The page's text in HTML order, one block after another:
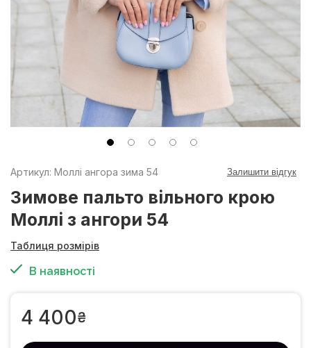
Артикул: Моллі ангора зима 54 Залишити відгук
Зимове пальто вільного крою
Моллі з ангори 54
Таблиця розмірів
В наявності
4 400₴